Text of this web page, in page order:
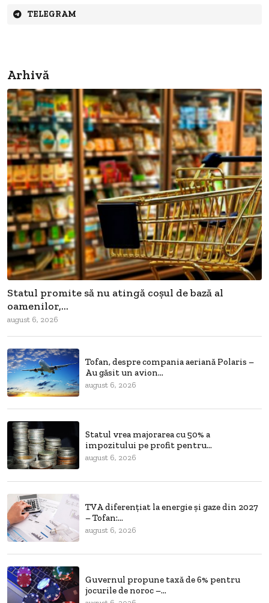
TELEGRAM
Arhivă
Statul promite să nu atingă coșul de bază al
oamenilor,...
august 6, 2026
Tofan, despre compania aeriană Polaris –
Au găsit un avion...
august 6, 2026
Statul vrea majorarea cu 50% a
impozitului pe profit pentru...
august 6, 2026
TVA diferențiat la energie și gaze din 2027
– Tofan:...
august 6, 2026
Guvernul propune taxă de 6% pentru
jocurile de noroc –...